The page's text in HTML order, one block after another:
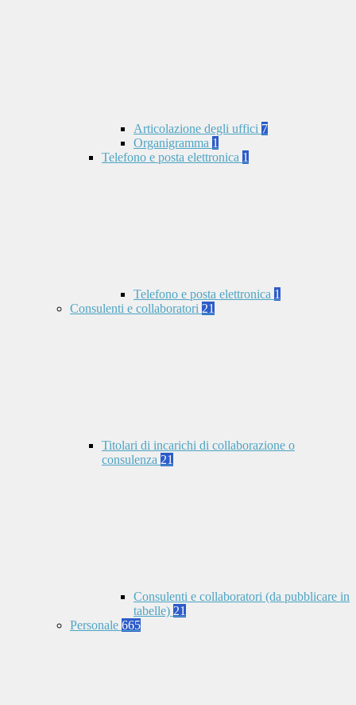
Articolazione degli uffici 7
Organigramma 1
Telefono e posta elettronica 1
Telefono e posta elettronica 1
Consulenti e collaboratori 21
Titolari di incarichi di collaborazione o
consulenza 21
Consulenti e collaboratori (da pubblicare in
tabelle) 21
Personale 665